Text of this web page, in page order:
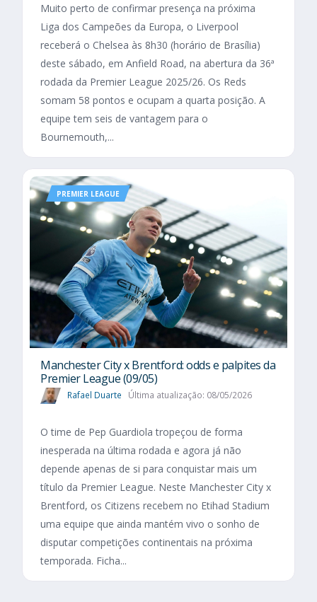
Muito perto de confirmar presença na próxima
Liga dos Campeões da Europa, o Liverpool
receberá o Chelsea às 8h30 (horário de Brasília)
deste sábado, em Anfield Road, na abertura da 36ª
rodada da Premier League 2025/26. Os Reds
somam 58 pontos e ocupam a quarta posição. A
equipe tem seis de vantagem para o
Bournemouth,...
PREMIER LEAGUE
Manchester City x Brentford: odds e palpites da
Premier League (09/05)
Rafael Duarte Última atualização: 08/05/2026
O time de Pep Guardiola tropeçou de forma
inesperada na última rodada e agora já não
depende apenas de si para conquistar mais um
título da Premier League. Neste Manchester City x
Brentford, os Citizens recebem no Etihad Stadium
uma equipe que ainda mantém vivo o sonho de
disputar competições continentais na próxima
temporada. Ficha...